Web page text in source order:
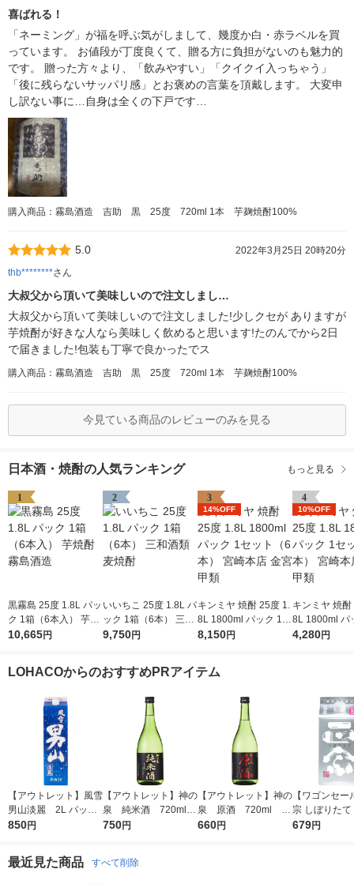
喜ばれる！
「ネーミング」が福を呼ぶ気がしまして、幾度か白・赤ラベルを買
っています。 お値段が丁度良くて、贈る方に負担がないのも魅力的
です。 贈った方々より、「飲みやすい」「クイクイ入っちゃう」
「後に残らないサッパリ感」とお褒めの言葉を頂戴します。 大変申
し訳ない事に…自身は全くの下戸です…
購入商品：霧島酒造 吉助 黒 25度 720ml 1本 芋麹焼酎100%
5.0
2022年3月25日 20時20分
thb********さん
大叔父から頂いて美味しいので注文しまし…
大叔父から頂いて美味しいので注文しました!少しクセが ありますが
芋焼酎が好きな人なら美味しく飲めると思います!たのんでから2日
で届きました!包装も丁寧で良かったでス
購入商品：霧島酒造 吉助 黒 25度 720ml 1本 芋麹焼酎100%
今見ている商品のレビューのみを見る
日本酒・焼酎の人気ランキング もっと見る
1
黒霧島 25度 1.8L パッ
ク 1箱（6本入） 芋焼
酎 霧島酒造
10,665円
2
いいちこ 25度 1.8L パ
ック 1箱（6本） 三和
酒類 麦焼酎
9,750円
3
14%OFF
キンミヤ 焼酎 25度 1.
8L 1800ml パック 1セ
ット（6本） 宮崎本店
8,150円
4
10%OFF
キンミヤ 焼
8L 1800ml パ
ット（3本）
4,280円
LOHACOからのおすすめPRアイテム
【アウトレット】風雪
男山淡麗 2L パック
1本 東亜酒造 日本酒
850円
【アウトレット】神の
泉 純米酒 720ml 1
本 東亜酒造 日本酒
750円
【アウトレット】神の
泉 原酒 720ml 1
本 東亜酒造 日本酒
660円
【ワゴンセー
宗 しぼりたて
ック 900ml
679円
最近見た商品 すべて削除